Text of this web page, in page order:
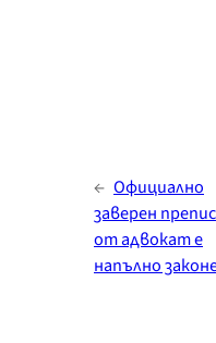
← Официално
заверен препис
от адвокат е
напълно